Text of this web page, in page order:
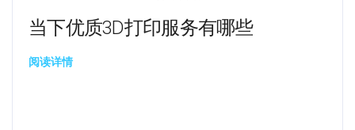
当下优质3D打印服务有哪些
阅读详情